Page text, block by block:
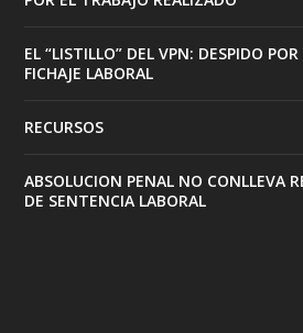
EL “LISTILLO” DEL VPN: DESPIDO
FICHAJE LABORAL
RECURSOS
ABSOLUCION PENAL NO CONLLEVA
DE SENTENCIA LABORAL